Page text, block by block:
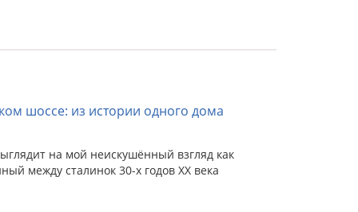
шоссе: из истории одного дома
на мой неискушённый взгляд как
между сталинок 30-х годов XX века